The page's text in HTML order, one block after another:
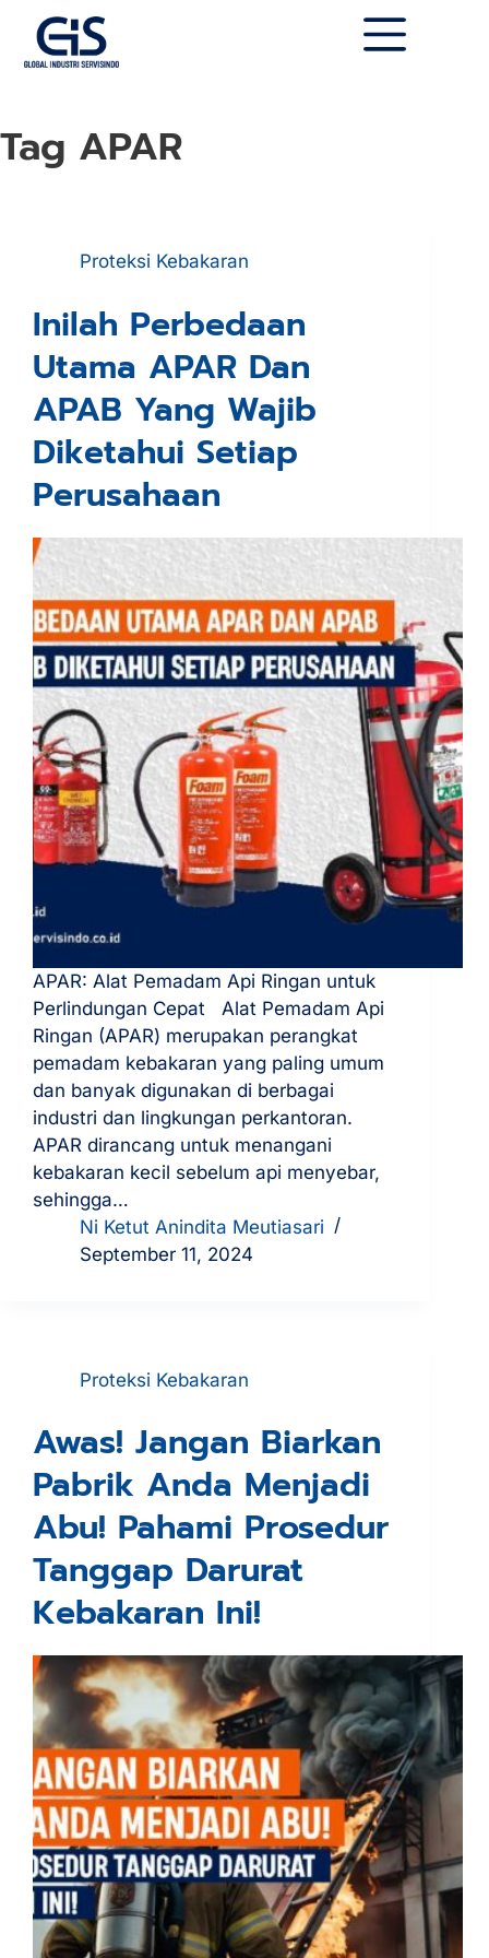
Tag APAR
Proteksi Kebakaran
Inilah Perbedaan
Utama APAR Dan
APAB Yang Wajib
Diketahui Setiap
Perusahaan
APAR: Alat Pemadam Api Ringan untuk
Perlindungan Cepat Alat Pemadam Api
Ringan (APAR) merupakan perangkat
pemadam kebakaran yang paling umum
dan banyak digunakan di berbagai
industri dan lingkungan perkantoran.
APAR dirancang untuk menangani
kebakaran kecil sebelum api menyebar,
sehingga…
Ni Ketut Anindita Meutiasari
September 11, 2024
Proteksi Kebakaran
Awas! Jangan Biarkan
Pabrik Anda Menjadi
Abu! Pahami Prosedur
Tanggap Darurat
Kebakaran Ini!